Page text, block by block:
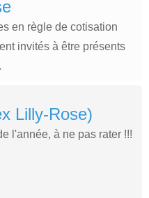
en règle de cotisation
invités à être présents
Lilly-Rose)
l'année, à ne pas rater !!!